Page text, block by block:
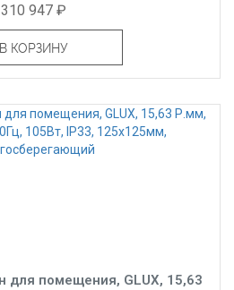
310 947 ₽
В КОРЗИНУ
для помещения, GLUX, 15,63